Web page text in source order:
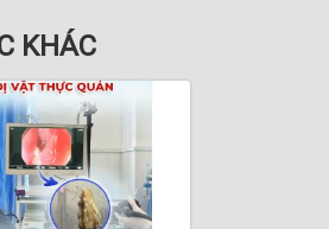
KHÁC